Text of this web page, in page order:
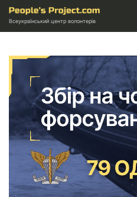
Всеукраїнський центр волонтерів